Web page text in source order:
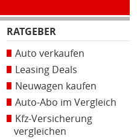
RATGEBER
Auto verkaufen
Leasing Deals
Neuwagen kaufen
Auto-Abo im Vergleich
Kfz-Versicherung
vergleichen